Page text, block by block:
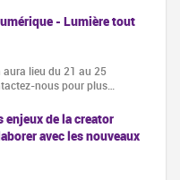
- Lumière tout
lieu du 21 au 25
nous pour plus…
de la creator
avec les nouveaux